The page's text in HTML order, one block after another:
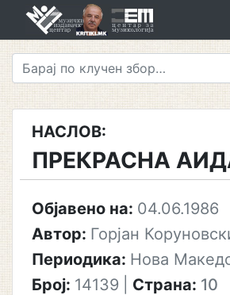
НАСЛОВ:
ПРЕКРАСНА
Објавено на: 04.06.1986
Автор: Горјан
Периодика: Нова
Број: 14139 Страна: 10